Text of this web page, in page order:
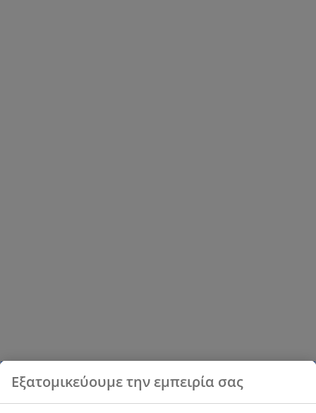
Εξατομικεύουμε την εμπειρία σας